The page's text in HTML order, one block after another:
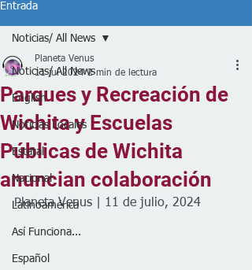
Entrada
Noticias/ All News
English
Noticias Locales
Estatal
Nacional
Latinoamérica
Así Funciona...
Español
Noticias/ All News
Parques y Recreación de
Wichita y Escuelas
Públicas de Wichita
anuncian colaboración
Planeta Venus
11 jul 2024 2 min de lectura
Planeta Venus | 11 de julio, 2024